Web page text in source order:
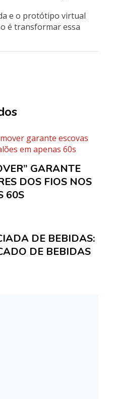
e o protótipo virtual
é transformar essa
GARANTE
DOS FIOS NOS
60S
DE BEBIDAS:
DE BEBIDAS